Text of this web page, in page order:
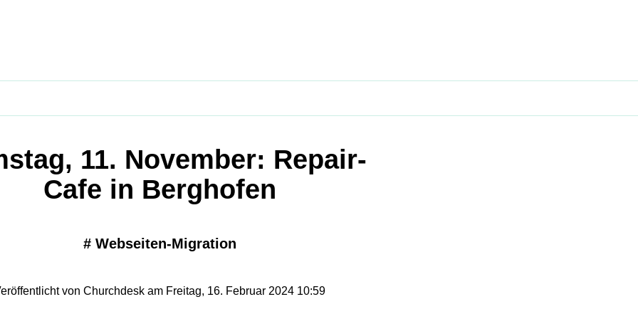
11. November: Repair-
Cafe in Berghofen
# Webseiten-Migration
von Churchdesk am Freitag, 16. Februar 2024 10:59